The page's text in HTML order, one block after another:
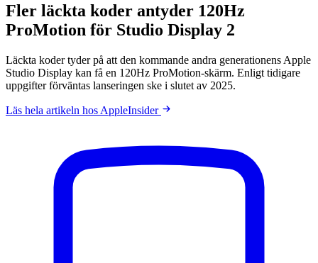
Fler läckta koder antyder 120Hz
ProMotion för Studio Display 2
Läckta koder tyder på att den kommande andra generationens Apple
Studio Display kan få en 120Hz ProMotion-skärm. Enligt tidigare
uppgifter förväntas lanseringen ske i slutet av 2025.
Läs hela artikeln hos AppleInsider